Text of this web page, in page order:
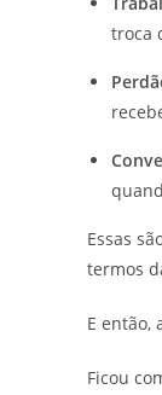
troca
Essas
termos
E então,
Ficou